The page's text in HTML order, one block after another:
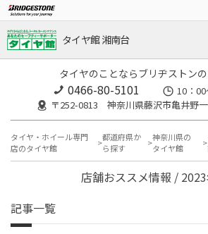
タイヤ館 湘南台
タイヤのことならブリヂストン
0466-80-5101
10：
〒252-0813 神奈川県藤沢市亀井野
タイヤ・ホイール専門
店のタイヤ館
都道府県か
ら探す
神奈川県の
タイヤ館
店舗おススメ情報 /
記事一覧